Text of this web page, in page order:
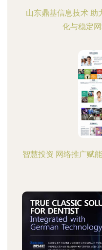
山东鼎基信息技术 助
化与稳定
智慧投资 网络推广赋